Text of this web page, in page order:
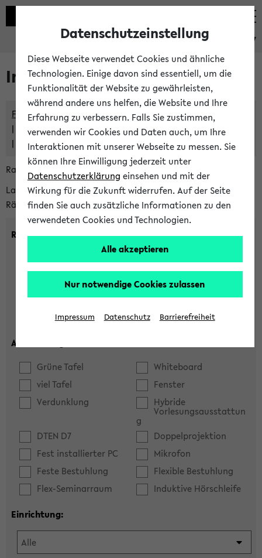
eKVV
Im eKVV verwaltete Räume
Freie Räume und Veranstaltungsüberschneidungen
Raumüberschneidungen
Hinweise der zentralen Raumvergabe
Raumanfragen:
raumvergabe@uni-bielefeld.de
Lassen Sie sich alle Räume anzeigen oder suchen Sie nach
Räumen mit bestimmten Eigenschaften:
Raumkriterien:
max. Plätze:
Ausstattung:
Grüne Tafel
Whiteboard
viel Tafel
Fenster
Verdunklung
Hybride
Vorlesungsausstattun
g
DTEN D7
Doppelprojektion
Fest installierter PC
Mikrofon
Feste Bestuhlung
Flexible Bestuhlung
Flex-Seminarraum
Induktive Hörschleife
Einrichtung:
Datenschutzeinstellung
Diese Webseite verwendet Cookies und ähnliche
Technologien. Einige davon sind essentiell, um die
Funktionalität der Website zu gewährleisten,
während andere uns helfen, die Website und Ihre
Erfahrung zu verbessern. Falls Sie zustimmen,
verwenden wir Cookies und Daten auch, um Ihre
Interaktionen mit unserer Webseite zu messen. Sie
können Ihre Einwilligung jederzeit unter
Datenschutzerklärung einsehen und mit der
Wirkung für die Zukunft widerrufen. Auf der Seite
finden Sie auch zusätzliche Informationen zu den
verwendeten Cookies und Technologien.
Alle akzeptieren
Nur notwendige Cookies zulassen
Impressum Datenschutz Barrierefreiheit